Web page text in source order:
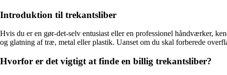
Introduktion til trekantsliber
Hvis du er en gør-det-selv entusiast eller en professionel håndværker,
og glatning af træ, metal eller plastik. Uanset om du skal forberede
Hvorfor er det vigtigt at finde en billig trekantsliber?